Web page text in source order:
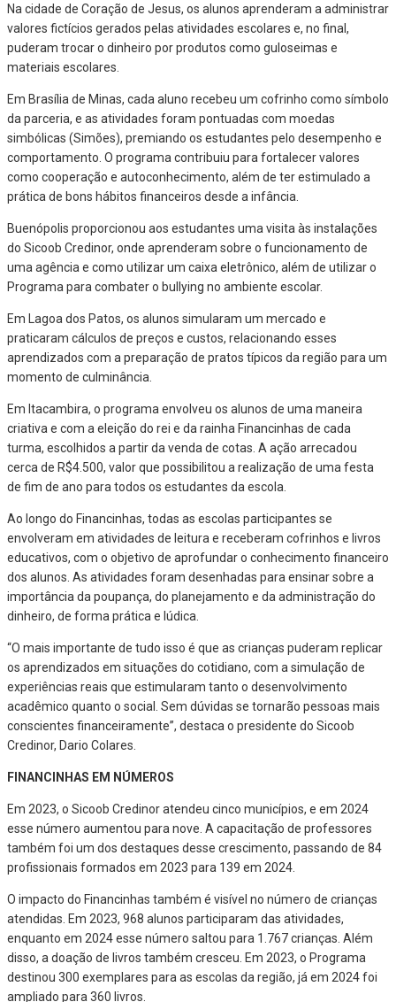
Na cidade de Coração de Jesus, os alunos aprenderam a administrar
valores fictícios gerados pelas atividades escolares e, no final,
puderam trocar o dinheiro por produtos como guloseimas e
materiais escolares.
Em Brasília de Minas, cada aluno recebeu um cofrinho como símbolo
da parceria, e as atividades foram pontuadas com moedas
simbólicas (Simões), premiando os estudantes pelo desempenho e
comportamento. O programa contribuiu para fortalecer valores
como cooperação e autoconhecimento, além de ter estimulado a
prática de bons hábitos financeiros desde a infância.
Buenópolis proporcionou aos estudantes uma visita às instalações
do Sicoob Credinor, onde aprenderam sobre o funcionamento de
uma agência e como utilizar um caixa eletrônico, além de utilizar o
Programa para combater o bullying no ambiente escolar.
Em Lagoa dos Patos, os alunos simularam um mercado e
praticaram cálculos de preços e custos, relacionando esses
aprendizados com a preparação de pratos típicos da região para um
momento de culminância.
Em Itacambira, o programa envolveu os alunos de uma maneira
criativa e com a eleição do rei e da rainha Financinhas de cada
turma, escolhidos a partir da venda de cotas. A ação arrecadou
cerca de R$4.500, valor que possibilitou a realização de uma festa
de fim de ano para todos os estudantes da escola.
Ao longo do Financinhas, todas as escolas participantes se
envolveram em atividades de leitura e receberam cofrinhos e livros
educativos, com o objetivo de aprofundar o conhecimento financeiro
dos alunos. As atividades foram desenhadas para ensinar sobre a
importância da poupança, do planejamento e da administração do
dinheiro, de forma prática e lúdica.
“O mais importante de tudo isso é que as crianças puderam replicar
os aprendizados em situações do cotidiano, com a simulação de
experiências reais que estimularam tanto o desenvolvimento
acadêmico quanto o social. Sem dúvidas se tornarão pessoas mais
conscientes financeiramente”, destaca o presidente do Sicoob
Credinor, Dario Colares.
FINANCINHAS EM NÚMEROS
Em 2023, o Sicoob Credinor atendeu cinco municípios, e em 2024
esse número aumentou para nove. A capacitação de professores
também foi um dos destaques desse crescimento, passando de 84
profissionais formados em 2023 para 139 em 2024.
O impacto do Financinhas também é visível no número de crianças
atendidas. Em 2023, 968 alunos participaram das atividades,
enquanto em 2024 esse número saltou para 1.767 crianças. Além
disso, a doação de livros também cresceu. Em 2023, o Programa
destinou 300 exemplares para as escolas da região, já em 2024 foi
ampliado para 360 livros.